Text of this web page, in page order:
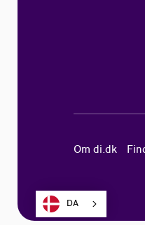
Om di.dk
DA